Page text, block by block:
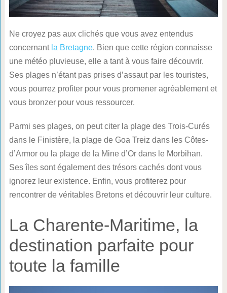
Ne croyez pas aux clichés que vous avez entendus
concernant la Bretagne. Bien que cette région connaisse
une météo pluvieuse, elle a tant à vous faire découvrir.
Ses plages n’étant pas prises d’assaut par les touristes,
vous pourrez profiter pour vous promener agréablement et
vous bronzer pour vous ressourcer.
Parmi ses plages, on peut citer la plage des Trois-Curés
dans le Finistère, la plage de Goa Treiz dans les Côtes-
d’Armor ou la plage de la Mine d’Or dans le Morbihan.
Ses îles sont également des trésors cachés dont vous
ignorez leur existence. Enfin, vous profiterez pour
rencontrer de véritables Bretons et découvrir leur culture.
La Charente-Maritime, la
destination parfaite pour
toute la famille